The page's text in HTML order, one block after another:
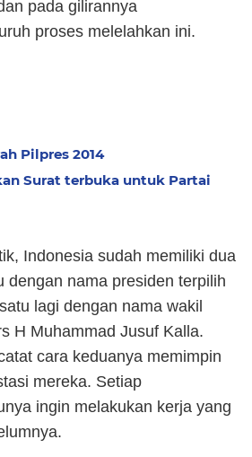
pada gilirannya
proses melelahkan ini.
Pilpres 2014
Surat terbuka untuk Partai
Indonesia sudah memiliki dua
dengan nama presiden terpilih
lagi dengan nama wakil
H Muhammad Jusuf Kalla.
cara keduanya memimpin
mereka. Setiap
ingin melakukan kerja yang